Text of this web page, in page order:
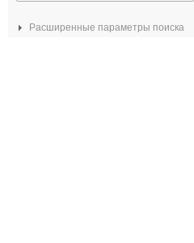
Расширенные параметры поиска